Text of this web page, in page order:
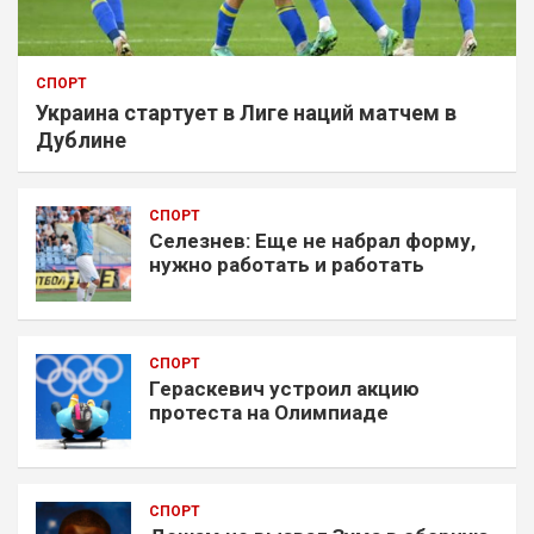
СПОРТ
Украина стартует в Лиге наций матчем в
Дублине
СПОРТ
Селезнев: Еще не набрал форму,
нужно работать и работать
СПОРТ
Гераскевич устроил акцию
протеста на Олимпиаде
СПОРТ